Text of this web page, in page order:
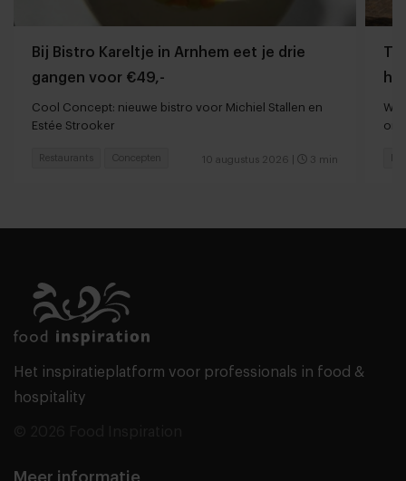
Bij Bistro Kareltje in Arnhem eet je drie
gangen voor €49,-
Cool Concept: nieuwe bistro voor Michiel Stallen en
Estée Strooker
10 augustus 2026 3 min
Restaurants Concepten
Het inspiratieplatform voor professionals in food &
hospitality
Meer informatie